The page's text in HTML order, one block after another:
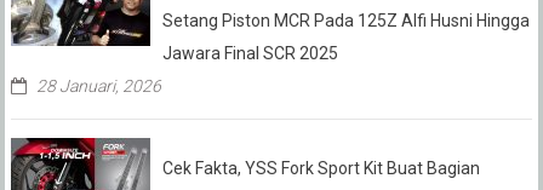
Setang Piston MCR Pada 125Z Alfi Husni Hingga
Jawara Final SCR 2025
28 Januari, 2026
Cek Fakta, YSS Fork Sport Kit Buat Bagian